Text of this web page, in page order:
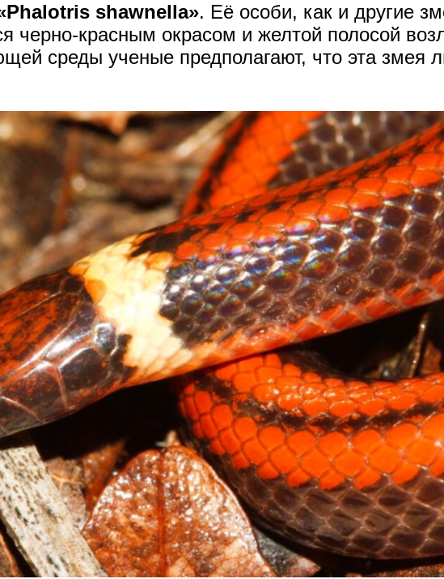
shawnella». Её особи, как и другие
черно-красным окрасом и желтой полосой
среды ученые предполагают, что эта змея